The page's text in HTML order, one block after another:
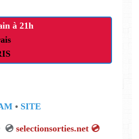
à 21h
• SITE
💿selectionsorties.net💿